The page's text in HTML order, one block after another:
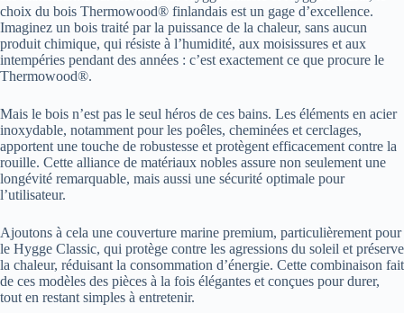
choix du bois Thermowood® finlandais est un gage d’excellence.
Imaginez un bois traité par la puissance de la chaleur, sans aucun
produit chimique, qui résiste à l’humidité, aux moisissures et aux
intempéries pendant des années : c’est exactement ce que procure le
Thermowood®.
Mais le bois n’est pas le seul héros de ces bains. Les éléments en acier
inoxydable, notamment pour les poêles, cheminées et cerclages,
apportent une touche de robustesse et protègent efficacement contre la
rouille. Cette alliance de matériaux nobles assure non seulement une
longévité remarquable, mais aussi une sécurité optimale pour
l’utilisateur.
Ajoutons à cela une couverture marine premium, particulièrement pour
le Hygge Classic, qui protège contre les agressions du soleil et préserve
la chaleur, réduisant la consommation d’énergie. Cette combinaison fait
de ces modèles des pièces à la fois élégantes et conçues pour durer,
tout en restant simples à entretenir.